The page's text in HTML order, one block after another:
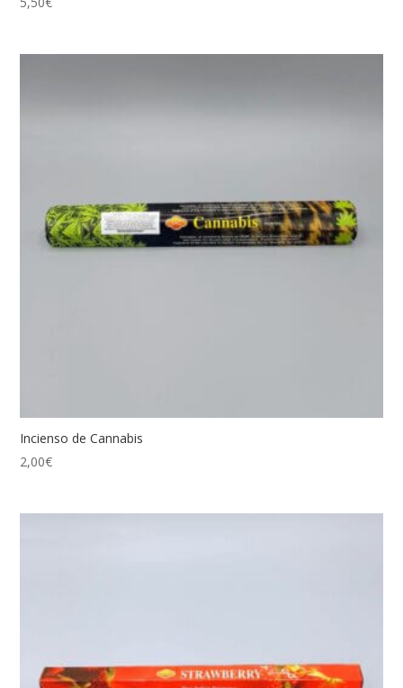
Incienso de Cannabis
2,00€